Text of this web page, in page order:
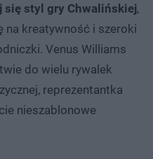
się styl gry Chwalińskiej,
na kreatywność i szeroki
Venus Williams
do wielu rywalek
reprezentantka
nieszablonowe